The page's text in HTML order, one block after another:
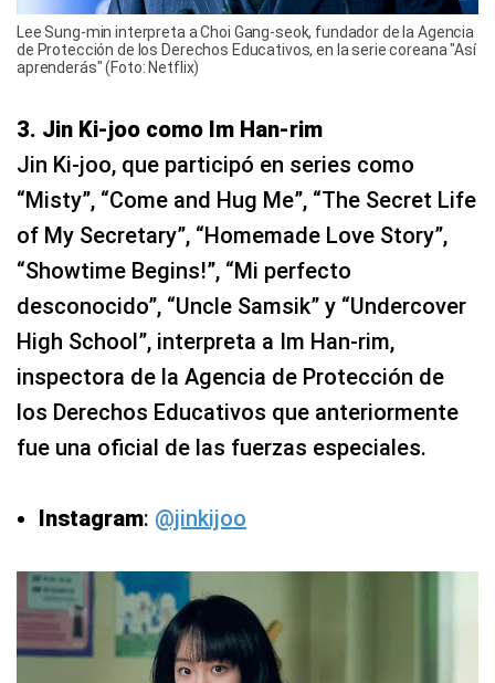
Lee Sung-min interpreta a Choi Gang-seok, fundador de la Agencia
de Protección de los Derechos Educativos, en la serie coreana "Así
aprenderás" (Foto: Netflix)
3. Jin Ki-joo como Im Han-rim
Jin Ki-joo, que participó en series como
“Misty”, “Come and Hug Me”, “The Secret Life
of My Secretary”, “Homemade Love Story”,
“Showtime Begins!”, “Mi perfecto
desconocido”, “Uncle Samsik” y “Undercover
High School”, interpreta a Im Han-rim,
inspectora de la Agencia de Protección de
los Derechos Educativos que anteriormente
fue una oficial de las fuerzas especiales.
Instagram: @jinkijoo